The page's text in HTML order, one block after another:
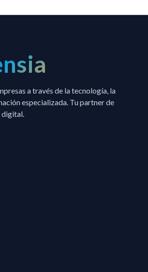
a través de la tecnología, la
especializada. Tu partner de
digital.